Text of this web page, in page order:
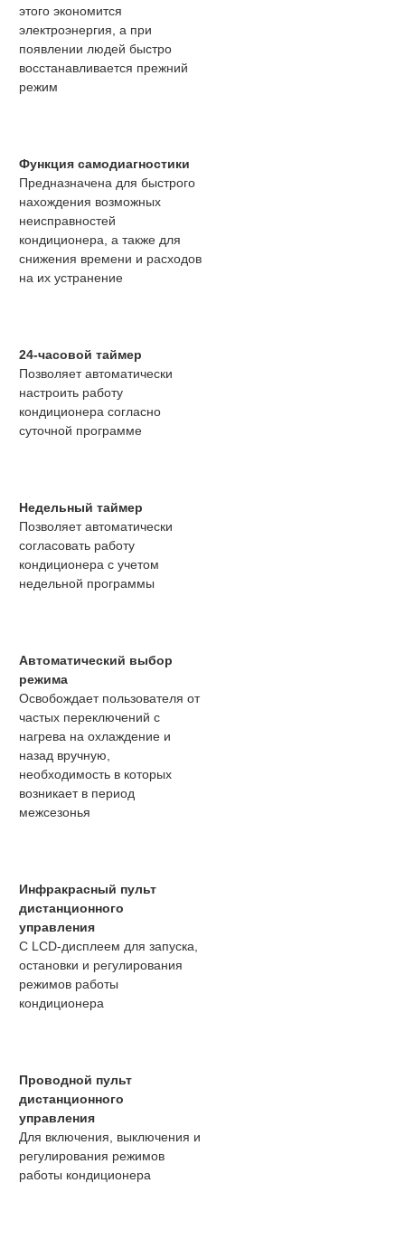
этого экономится
электроэнергия, а при
появлении людей быстро
восстанавливается прежний
режим
Функция самодиагностики
Предназначена для быстрого
нахождения возможных
неисправностей
кондиционера, а также для
снижения времени и расходов
на их устранение
24-часовой таймер
Позволяет автоматически
настроить работу
кондиционера согласно
суточной программе
Недельный таймер
Позволяет автоматически
согласовать работу
кондиционера с учетом
недельной программы
Автоматический выбор
режима
Освобождает пользователя от
частых переключений с
нагрева на охлаждение и
назад вручную,
необходимость в которых
возникает в период
межсезонья
Инфракрасный пульт
дистанционного
управления
С LCD-дисплеем для запуска,
остановки и регулирования
режимов работы
кондиционера
Проводной пульт
дистанционного
управления
Для включения, выключения и
регулирования режимов
работы кондиционера